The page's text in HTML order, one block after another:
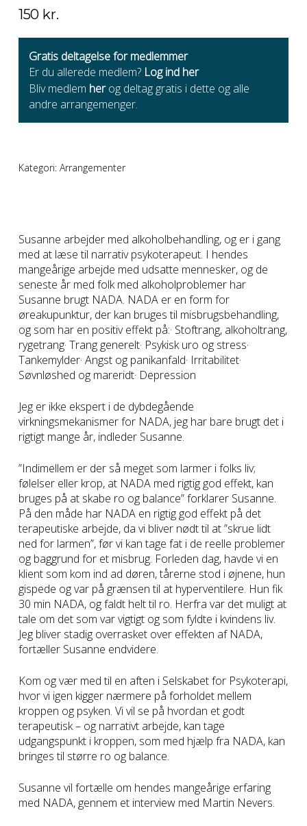
150 kr.
Gratis deltagelse for medlemmer
Er du allerede medlem? Log ind her
Bliv medlem herog deltag gratis i dette og alle
andre arrangemenger.
Kategori: Arrangementer
Susanne arbejder med alkoholbehandling, og er i gang
med at læse til narrativ psykoterapeut. I hendes
mangeårige arbejde med udsatte mennesker, og de
seneste år med folk med alkoholproblemer har
Susanne brugt NADA. NADA er en form for
øreakupunktur, der kan bruges til misbrugsbehandling,
og som har en positiv effekt på:· Stoftrang, alkoholtrang,
rygetrang· Trang generelt· Psykisk uro og stress·
Tankemylder· Angst og panikanfald· Irritabilitet·
Søvnløshed og mareridt· Depression
Jeg er ikke ekspert i de dybdegående
virkningsmekanismer for NADA, jeg har bare brugt det i
rigtigt mange år, indleder Susanne.
”Indimellem er der så meget som larmer i folks liv;
følelser eller krop, at NADA med rigtig god effekt, kan
bruges på at skabe ro og balance” forklarer Susanne.
På den måde har NADA en rigtig god effekt på det
terapeutiske arbejde, da vi bliver nødt til at ”skrue lidt
ned for larmen”, før vi kan tage fat i de reelle problemer
og baggrund for et misbrug. Forleden dag, havde vi en
klient som kom ind ad døren, tårerne stod i øjnene, hun
gispede og var på grænsen til at hyperventilere. Hun fik
30 min NADA, og faldt helt til ro. Herfra var det muligt at
tale om det som var vigtigt og som fyldte i kvindens liv.
Jeg bliver stadig overrasket over effekten af NADA,
fortæller Susanne endvidere.
Kom og vær med til en aften i Selskabet for Psykoterapi,
hvor vi igen kigger nærmere på forholdet mellem
kroppen og psyken. Vi vil se på hvordan et godt
terapeutisk – og narrativt arbejde, kan tage
udgangspunkt i kroppen, som med hjælp fra NADA, kan
bringes til større ro og balance.
Susanne vil fortælle om hendes mangeårige erfaring
med NADA, gennem et interview med Martin Nevers.